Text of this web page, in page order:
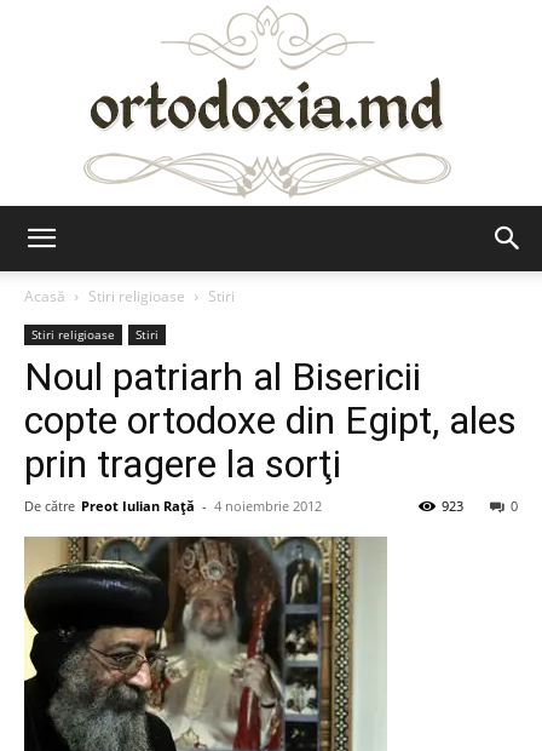
Acasă
Stiri religioase Stiri
Stiri religioase Stiri
Noul patriarh al Bisericii
copte ortodoxe din Egipt, ales
prin tragere la sorţi
De către Preot Iulian Raţă - 4 noiembrie 2012 0
923